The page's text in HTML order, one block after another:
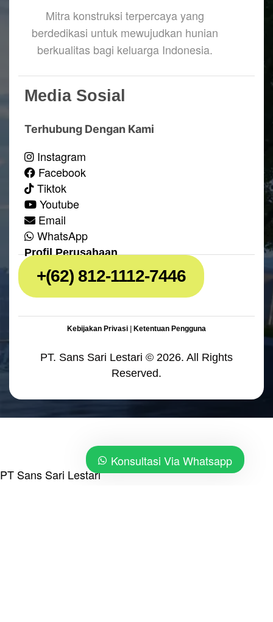
Mitra konstruksi terpercaya yang
berdedikasi untuk mewujudkan hunian
berkualitas bagi keluarga Indonesia.
Media Sosial
Terhubung Dengan Kami
Instagram
Facebook
Tiktok
Youtube
Email
WhatsApp
Profil Perusahaan
+(62) 812-1112-7446
Kebijakan Privasi Ketentuan Pengguna
PT. Sans Sari Lestari © 2026. All Rights
Reserved.
PT Sans Sari Lestari
Konsultasi Via Whatsapp